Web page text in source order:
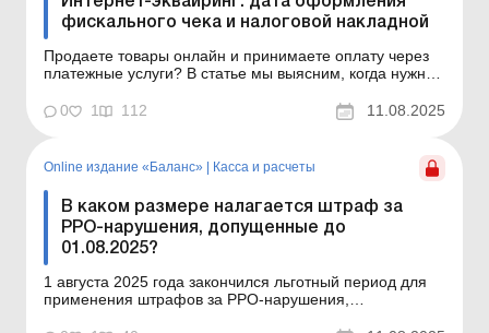
фискального чека и налоговой накладной
Продаете товары онлайн и принимаете оплату через
платежные услуги? В статье мы выясним, когда нужно
определять доход плательщикам единого налога.
Баланс № 32 от 12 августа 2025 года Субъекты
часто и...
0 1 112 11.08.2025
Online издание «Баланс» Касса и расчеты
В каком размере налагается штраф за
РРО-нарушения, допущенные до
01.08.2025?
1 августа 2025 года закончился льготный период для
применения штрафов за РРО-нарушения,